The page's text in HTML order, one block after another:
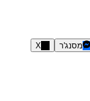
מסנג'ר X